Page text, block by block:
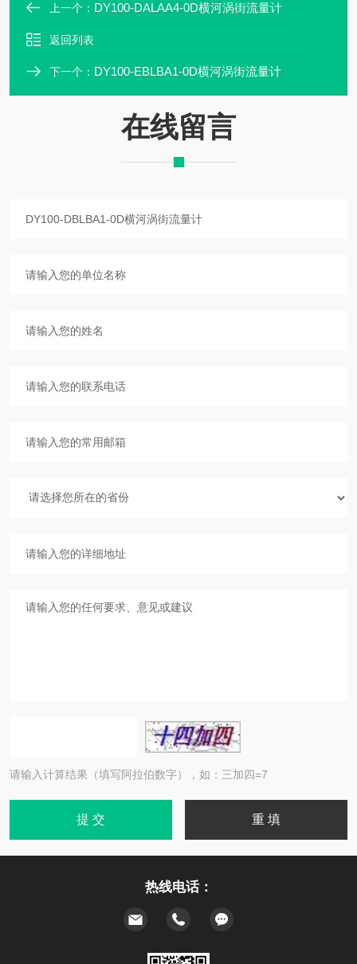
上一个： DY100-DALAA4-0D横河涡街流量计
返回列表
下一个： DY100-EBLBA1-0D横河涡街流量计
在线留言
请输入计算结果（填写阿拉伯数字），如：三加四=7
热线电话：